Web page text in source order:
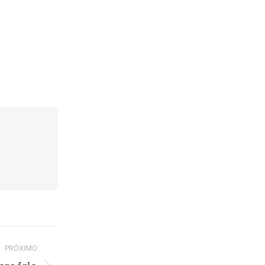
PRÓXIMO